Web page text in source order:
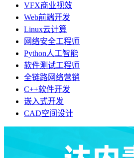
VFX商业视效
Web前端开发
Linux云计算
网络安全工程师
Python人工智能
软件测试工程师
全链路网络营销
C++软件开发
嵌入式开发
CAD空间设计